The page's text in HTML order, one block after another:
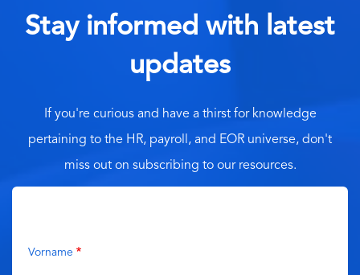
Stay informed with latest
updates
If you're curious and have a thirst for knowledge
pertaining to the HR, payroll, and EOR universe, don't
miss out on subscribing to our resources.
Vorname